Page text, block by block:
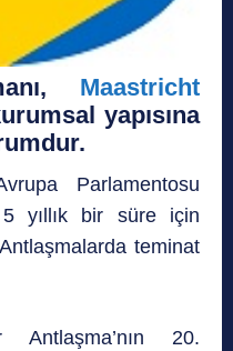
Maastricht
yapısına
Parlamentosu
5 yıllık bir süre için
Antlaşmalarda teminat
20.